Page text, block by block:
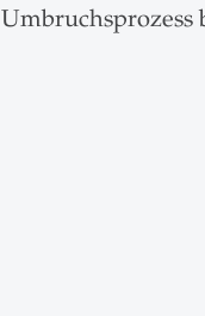
Umbruchsprozess